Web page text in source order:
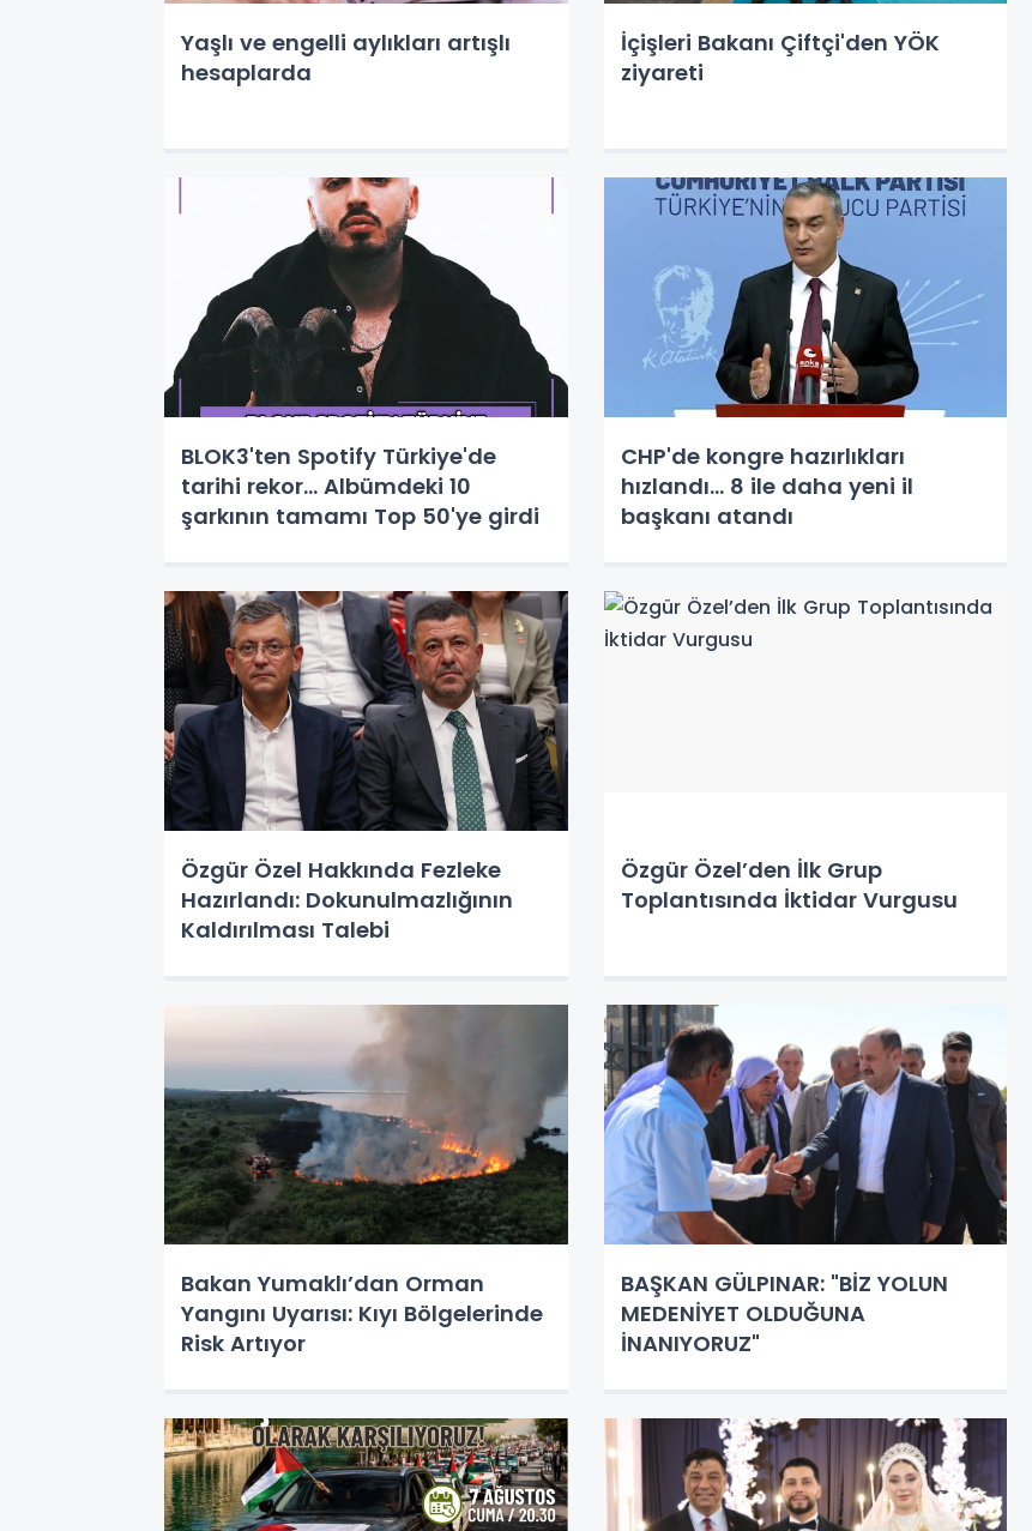
Yaşlı ve engelli aylıkları artışlı
hesaplarda
İçişleri Bakanı Çiftçi'den YÖK
ziyareti
BLOK3'ten Spotify Türkiye'de
tarihi rekor... Albümdeki 10
şarkının tamamı Top 50'ye girdi
CHP'de kongre hazırlıkları
hızlandı... 8 ile daha yeni il
başkanı atandı
Özgür Özel Hakkında Fezleke
Hazırlandı: Dokunulmazlığının
Kaldırılması Talebi
Özgür Özel’den İlk Grup
Toplantısında İktidar Vurgusu
Bakan Yumaklı’dan Orman
Yangını Uyarısı: Kıyı Bölgelerinde
Risk Artıyor
BAŞKAN GÜLPINAR: "BİZ YOLUN
MEDENİYET OLDUĞUNA
İNANIYORUZ"